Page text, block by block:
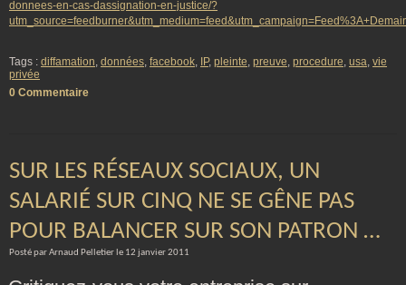
donnees-en-cas-dassignation-en-justice/?
Tags : diffamation, données, facebook, IP, pleinte, preuve, procedure, usa, vie
privée
0 Commentaire
SUR LES RÉSEAUX SOCIAUX, UN
SALARIÉ SUR CINQ NE SE GÊNE PAS
POUR BALANCER SUR SON PATRON …
Posté par Arnaud Pelletier le 12 janvier 2011